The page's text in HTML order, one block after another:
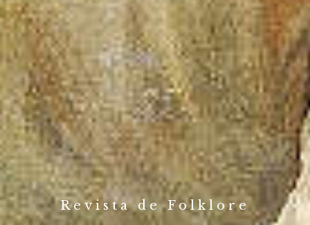
Revista de Folklore